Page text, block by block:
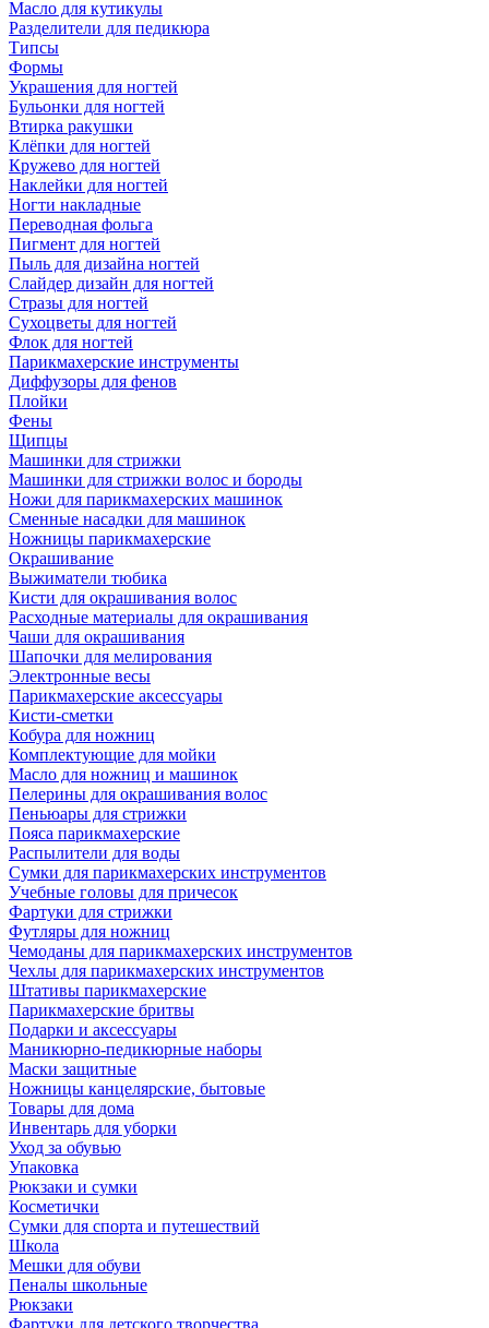
Масло для кутикулы
Разделители для педикюра
Типсы
Формы
Украшения для ногтей
Бульонки для ногтей
Втирка ракушки
Клёпки для ногтей
Кружево для ногтей
Наклейки для ногтей
Ногти накладные
Переводная фольга
Пигмент для ногтей
Пыль для дизайна ногтей
Слайдер дизайн для ногтей
Стразы для ногтей
Сухоцветы для ногтей
Флок для ногтей
Парикмахерские инструменты
Диффузоры для фенов
Плойки
Фены
Щипцы
Машинки для стрижки
Машинки для стрижки волос и бороды
Ножи для парикмахерских машинок
Сменные насадки для машинок
Ножницы парикмахерские
Окрашивание
Выжиматели тюбика
Кисти для окрашивания волос
Расходные материалы для окрашивания
Чаши для окрашивания
Шапочки для мелирования
Электронные весы
Парикмахерские аксессуары
Кисти-сметки
Кобура для ножниц
Комплектующие для мойки
Масло для ножниц и машинок
Пелерины для окрашивания волос
Пеньюары для стрижки
Пояса парикмахерские
Распылители для воды
Сумки для парикмахерских инструментов
Учебные головы для причесок
Фартуки для стрижки
Футляры для ножниц
Чемоданы для парикмахерских инструментов
Чехлы для парикмахерских инструментов
Штативы парикмахерские
Парикмахерские бритвы
Подарки и аксессуары
Маникюрно-педикюрные наборы
Маски защитные
Ножницы канцелярские, бытовые
Товары для дома
Инвентарь для уборки
Уход за обувью
Упаковка
Рюкзаки и сумки
Косметички
Сумки для спорта и путешествий
Школа
Мешки для обуви
Пеналы школьные
Рюкзаки
Фартуки для детского творчества